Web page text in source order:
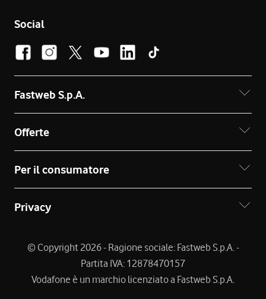
Social
Fastweb S.p.A.
Offerte
Per il consumatore
Privacy
© Copyright 2026 - Ragione sociale: Fastweb S.p.A. -
Partita IVA: 12878470157
Vodafone è un marchio licenziato a Fastweb S.p.A.